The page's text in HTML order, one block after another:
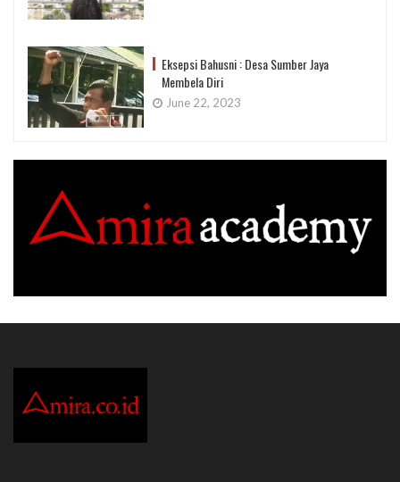
Eksepsi Bahusni : Desa Sumber Jaya
Membela Diri
June 22, 2023